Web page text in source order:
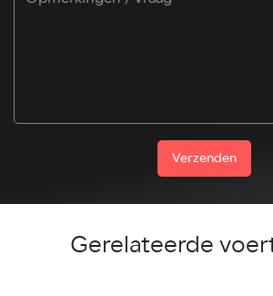
Verzenden
Gerelateerde